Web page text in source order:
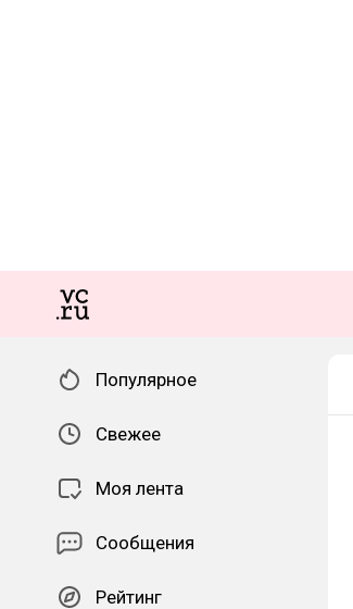
Популярное
Свежее
Моя лента
Сообщения
Рейтинг